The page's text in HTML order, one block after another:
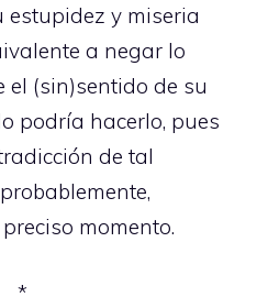
estupidez y miseria
a negar lo
el (sin)sentido de su
podría hacerlo, pues
de tal
momento.
*